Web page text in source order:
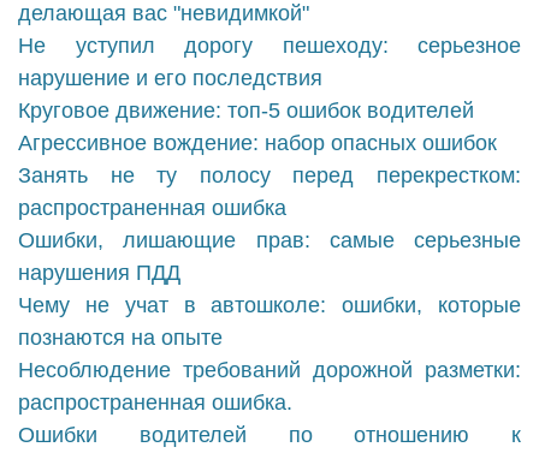
делающая вас "невидимкой"
Не уступил дорогу пешеходу: серьезное
нарушение и его последствия
Круговое движение: топ-5 ошибок водителей
Агрессивное вождение: набор опасных ошибок
Занять не ту полосу перед перекрестком:
распространенная ошибка
Ошибки, лишающие прав: самые серьезные
нарушения ПДД
Чему не учат в автошколе: ошибки, которые
познаются на опыте
Несоблюдение требований дорожной разметки:
распространенная ошибка.
Ошибки водителей по отношению к